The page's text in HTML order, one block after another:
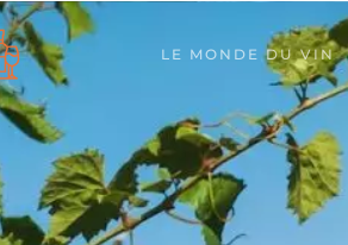
LE MONDE DU VIN